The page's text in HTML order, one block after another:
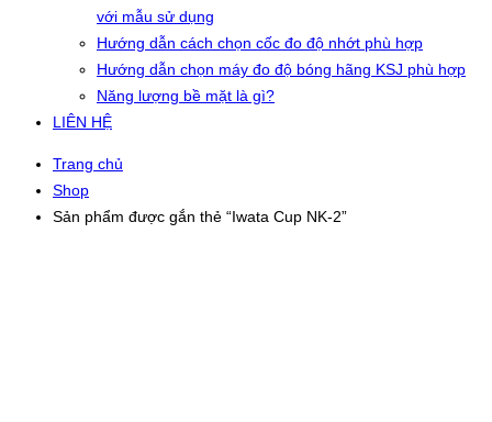
với mẫu sử dụng
Hướng dẫn cách chọn cốc đo độ nhớt phù hợp
Hướng dẫn chọn máy đo độ bóng hãng KSJ phù hợp
Năng lượng bề mặt là gì?
LIÊN HỆ
Trang chủ
Shop
Sản phẩm được gắn thẻ “Iwata Cup NK-2”